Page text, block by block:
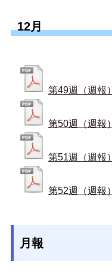
12月
第49週（週報）
第50週（週報）
第51週（週報）
第52週（週報）
月報